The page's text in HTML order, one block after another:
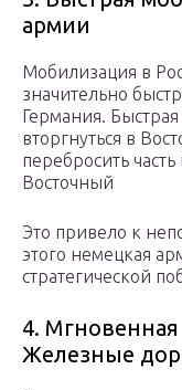
армии
Мобилизация в
значительно
Германия.
вторгнуться в
перебросить
Восточный
Это привело к
этого немецкая
стратегической
4.
Железные